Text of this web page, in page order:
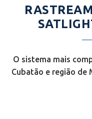
O sistema mais
Cubatão e região de